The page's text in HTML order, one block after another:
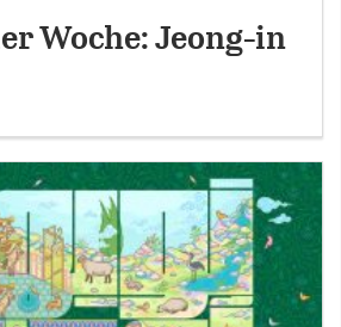
Woche: Jeong-in